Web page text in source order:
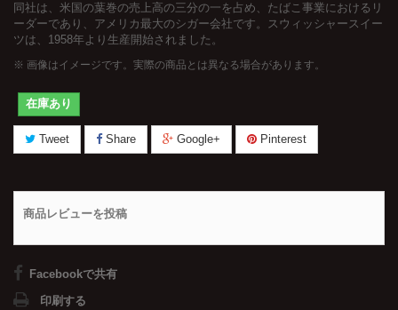
同社は、米国の葉巻の売上高の三分の一を占め、たばこ事業におけるリ
ーダーであり、アメリカ最大のシガー会社です。スウィッシャースイー
ツは、1958年より生産開始されました。
※ 画像はイメージです。実際の商品とは異なる場合があります。
在庫あり
Tweet Share Google+ Pinterest
商品レビューを投稿
Facebookで共有
印刷する